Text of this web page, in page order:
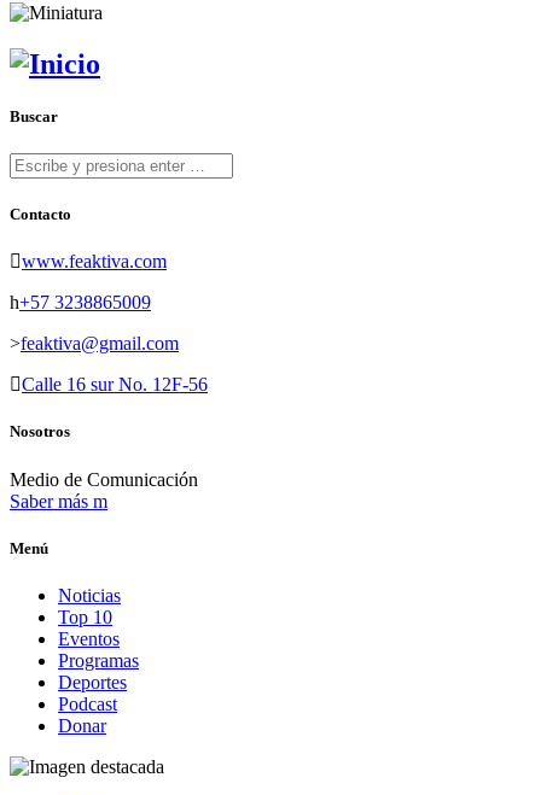
Buscar
Contacto
www.feaktiva.com
+57 3238865009
feaktiva@gmail.com
Calle 16 sur No. 12F-56
Nosotros
Medio de Comunicación
Saber más
Menú
Noticias
Top 10
Eventos
Programas
Deportes
Podcast
Donar